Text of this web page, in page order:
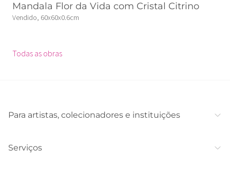
Mandala Flor da Vida com Cristal Citrino
Vendido, 60x60x0.6cm
Todas as obras
Para artistas, colecionadores e instituições
Serviços